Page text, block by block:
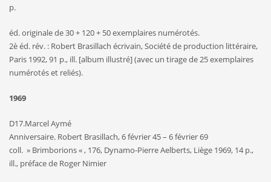
p.
éd. originale de 30 + 120 + 50 exemplaires numérotés.
2è éd. rév. : Robert Brasillach écrivain, Société de production littéraire,
Paris 1992, 91 p., ill. [album illustré] (avec un tirage de 25 exemplaires
numérotés et reliés).
1969
D17.Marcel Aymé
Anniversaire. Robert Brasillach, 6 février 45 – 6 février 69
coll. » Brimborions « , 176, Dynamo-Pierre Aelberts, Liège 1969, 14 p.,
ill., préface de Roger Nimier